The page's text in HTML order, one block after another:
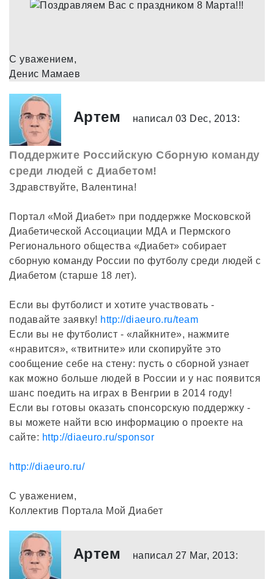
С уважением,
Денис Мамаев
Артем написал 03 Dec, 2013:
Поддержите Российскую Сборную команду
среди людей с Диабетом!
Здравствуйте, Валентина!
Портал «Мой Диабет» при поддержке Московской
Диабетической Ассоциации МДА и Пермского
Регионального общества «Диабет» собирает
сборную команду России по футболу среди людей с
Диабетом (старше 18 лет).
Если вы футболист и хотите участвовать -
подавайте заявку! http://diaeuro.ru/team
Если вы не футболист - «лайкните», нажмите
«нравится», «твитните» или скопируйте это
сообщение себе на стену: пусть о сборной узнает
как можно больше людей в России и у нас появится
шанс поедить на играх в Венгрии в 2014 году!
Если вы готовы оказать спонсорскую поддержку -
вы можете найти всю информацию о проекте на
сайте: http://diaeuro.ru/sponsor
http://diaeuro.ru/
С уважением,
Коллектив Портала Мой Диабет
Артем написал 27 Mar, 2013: